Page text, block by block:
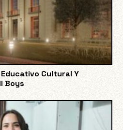
Cultural Y
Boys